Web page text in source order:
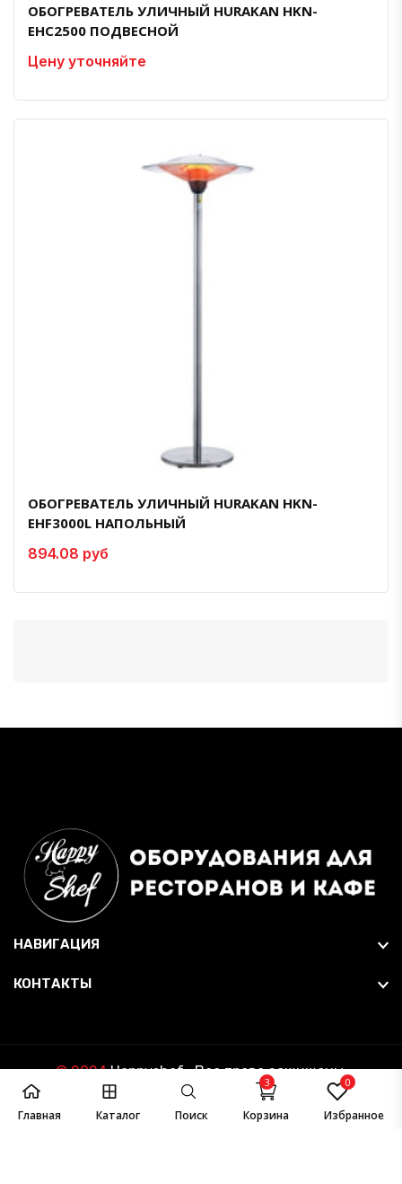
Главная Каталог Поиск Корзина
3
Избранное
0
ОБОГРЕВАТЕЛЬ УЛИЧНЫЙ HURAKAN HKN-
EHC2500 ПОДВЕСНОЙ
Цену уточняйте
ОБОГРЕВАТЕЛЬ УЛИЧНЫЙ HURAKAN HKN-
EHF3000L НАПОЛЬНЫЙ
894.08 руб
НАВИГАЦИЯ
КОНТАКТЫ
© 2024 Happyshef. Все права защищены.